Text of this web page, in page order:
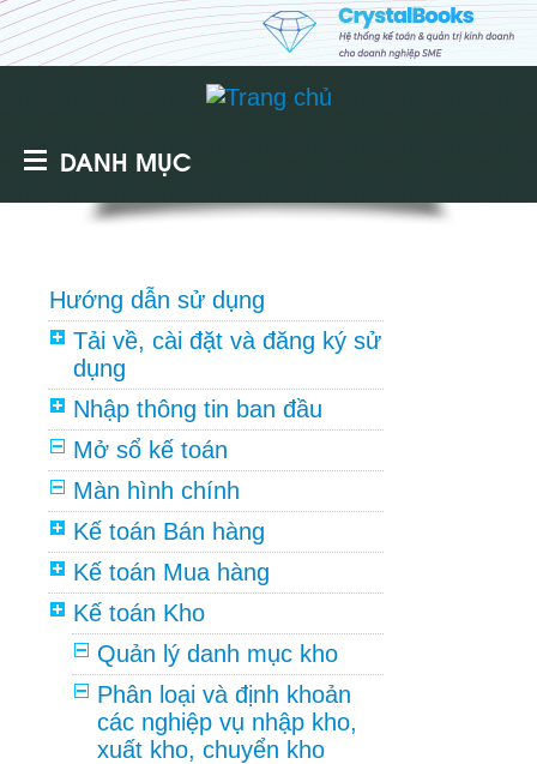
DANH MỤC
Hướng dẫn sử dụng
Tải về, cài đặt và đăng ký sử
dụng
Nhập thông tin ban đầu
Mở sổ kế toán
Màn hình chính
Kế toán Bán hàng
Kế toán Mua hàng
Kế toán Kho
Quản lý danh mục kho
Phân loại và định khoản
các nghiệp vụ nhập kho,
xuất kho, chuyển kho